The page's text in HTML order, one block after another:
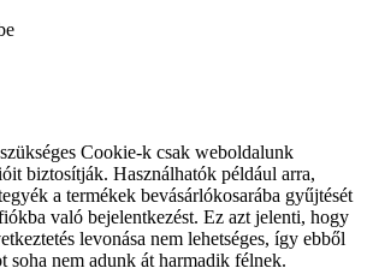
Cookie-k csak weboldalunk
biztosítják. Használhatók például arra,
a termékek bevásárlókosarába gyűjtését
való bejelentkezést. Ez azt jelenti, hogy
levonása nem lehetséges, így ebből
soha nem adunk át harmadik félnek.